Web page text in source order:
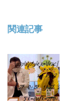
関連記事